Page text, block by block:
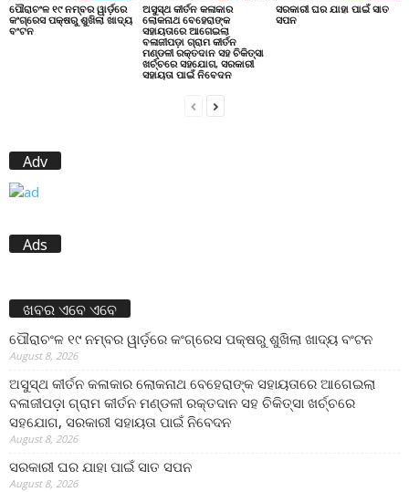
ପୌରାଚଂଳ ୧୯ ନମ୍ବର ୱାର୍ଡ଼ରେ
କଂଗ୍ରେସ ପକ୍ଷରୁ ଶୁଖିଲା ଖାଦ୍ୟ
ବଂଟନ
ଅସୁସ୍ଥ କୀର୍ତନ କଳାକାର
ଲୋକନାଥ ବେହେରାଙ୍କ
ସହାୟତାରେ ଆଗେଇଲା
ବଳାଜୀପଡ଼ା ଗ୍ରାମ କୀର୍ତନ
ମଣ୍ଡଳୀ ରକ୍ତଦାନ ସହ ଚିକିତ୍ସା
ଖର୍ଚ୍ଚରେ ସହଯୋଗ, ସରକାରୀ
ସହାୟତା ପାଇଁ ନିବେଦନ
ସରକାରୀ ଘର ଯାହା ପାଇଁ ସାତ
ସପନ
Adv
Ads
ଖବର ଏବେ ଏବେ
ପୌରାଚଂଳ ୧୯ ନମ୍ବର ୱାର୍ଡ଼ରେ କଂଗ୍ରେସ ପକ୍ଷରୁ ଶୁଖିଲା ଖାଦ୍ୟ ବଂଟନ
August 8, 2026
ଅସୁସ୍ଥ କୀର୍ତନ କଳାକାର ଲୋକନାଥ ବେହେରାଙ୍କ ସହାୟତାରେ ଆଗେଇଲା
ବଳାଜୀପଡ଼ା ଗ୍ରାମ କୀର୍ତନ ମଣ୍ଡଳୀ ରକ୍ତଦାନ ସହ ଚିକିତ୍ସା ଖର୍ଚ୍ଚରେ
ସହଯୋଗ, ସରକାରୀ ସହାୟତା ପାଇଁ ନିବେଦନ
August 8, 2026
ସରକାରୀ ଘର ଯାହା ପାଇଁ ସାତ ସପନ
August 8, 2026